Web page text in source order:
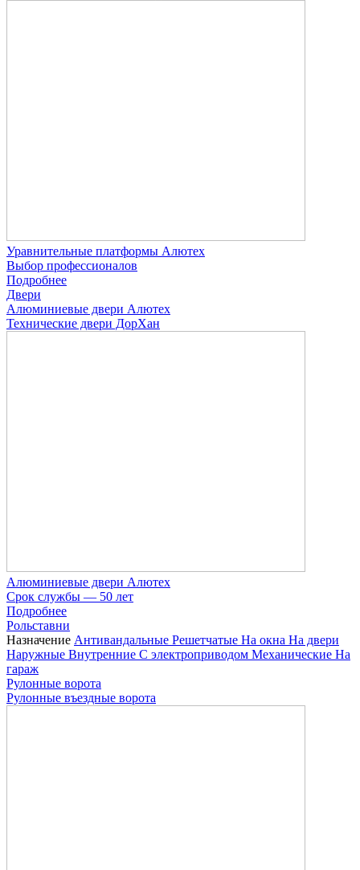
Уравнительные платформы Алютех
Выбор профессионалов
Подробнее
Двери
Алюминиевые двери Алютех
Технические двери ДорХан
Алюминиевые двери Алютех
Срок службы — 50 лет
Подробнее
Рольставни
Назначение Антивандальные Решетчатые На окна На двери
Наружные Внутренние С электроприводом Механические На
гараж
Рулонные ворота
Рулонные въездные ворота